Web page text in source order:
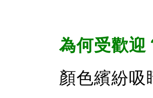
為何受歡迎
顏色繽紛吸